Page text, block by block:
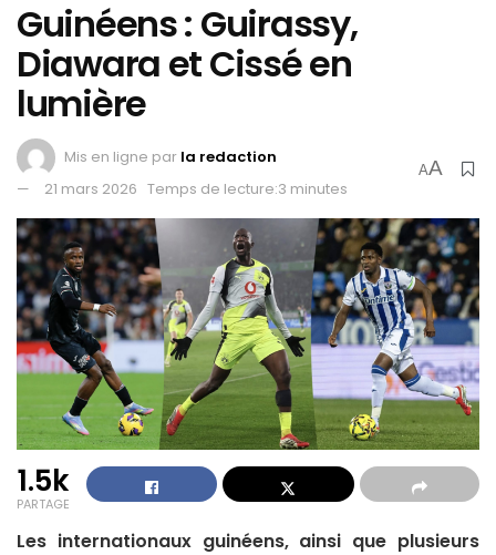
Guinéens : Guirassy,
Diawara et Cissé en
lumière
Mis en ligne par la redaction
21 mars 2026 Temps de lecture:3 minutes
AA
1.5k
PARTAGE
Les internationaux guinéens, ainsi que plusieurs